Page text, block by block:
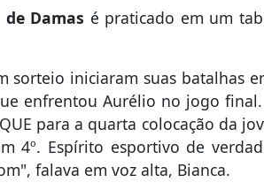
de Damas é praticado em um
sorteio iniciaram suas batalhas
enfrentou Aurélio no jogo
para a quarta colocação da
4º. Espírito esportivo de
falava em voz alta, Bianca.